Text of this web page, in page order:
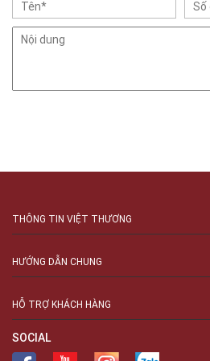
Gian hàng G9-10 TTTM Discovery
Cầu Giấy, Hà Nội , Cầu Giấy , Hà Nội
Việt Thương Music - 289 Vành Đai
289 Vành Đai Trong, Phường An Lạc,
THÔNG TIN VIỆT THƯƠNG
HƯỚNG DẪN CHUNG
HỖ TRỢ KHÁCH HÀNG
SOCIAL